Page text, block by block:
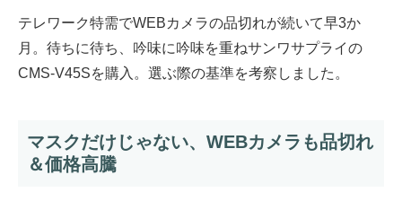
テレワーク特需でWEBカメラの品切れが続いて早3か
月。待ちに待ち、吟味に吟味を重ねサンワサプライの
CMS-V45Sを購入。選ぶ際の基準を考察しました。
マスクだけじゃない、WEBカメラも品切れ
＆価格高騰